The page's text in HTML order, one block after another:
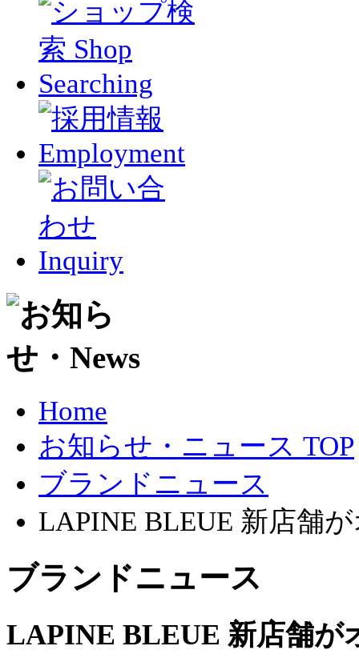
Home
お知らせ・ニュース TOP
ブランドニュース
LAPINE BLEUE 新店舗
ブランドニュース
LAPINE BLEUE 新店舗が